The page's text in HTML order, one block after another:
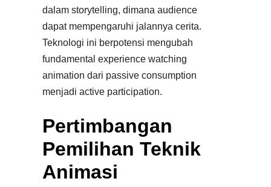
dalam storytelling, dimana audience
dapat mempengaruhi jalannya cerita.
Teknologi ini berpotensi mengubah
fundamental experience watching
animation dari passive consumption
menjadi active participation.
Pertimbangan
Pemilihan Teknik
Animasi